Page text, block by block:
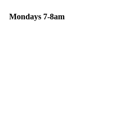
Mondays 7-8am